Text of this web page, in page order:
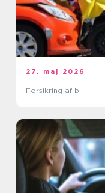
27. maj 2026
Forsikring af bil